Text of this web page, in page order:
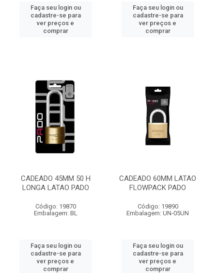
Faça seu login ou
cadastre-se para
ver preços e
comprar
Faça seu login ou
cadastre-se para
ver preços e
comprar
CADEADO 45MM 50 H
LONGA LATAO PADO
Código: 19870
Embalagem: BL
Faça seu login ou
cadastre-se para
ver preços e
comprar
CADEADO 60MM LATAO
FLOWPACK PADO
Código: 19890
Embalagem: UN-05UN
Faça seu login ou
cadastre-se para
ver preços e
comprar